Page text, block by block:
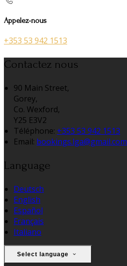
Appelez-nous
+353 53 942 1513
Contactez nous
90 Main Street,
Gorey,
Co. Wexford,
Y25 E3V2
Téléphone: +353 53 942 1513
Email: bookings.lga@gmail.com
Language
Deutsch
English
Español
Français
Italiano
Select language